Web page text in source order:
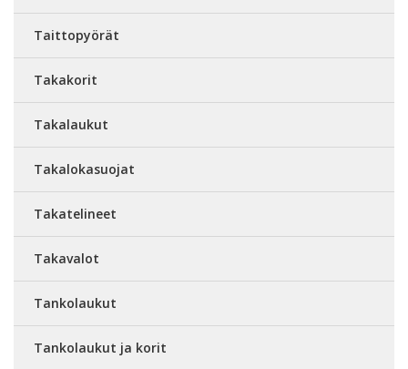
Taittopyörät
Takakorit
Takalaukut
Takalokasuojat
Takatelineet
Takavalot
Tankolaukut
Tankolaukut ja korit